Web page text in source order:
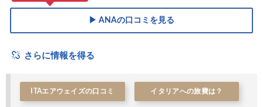
▶ ANAの口コミを見る
さらに情報を得る
ITAエアウェイズの口コミ イタリアへの旅費は？